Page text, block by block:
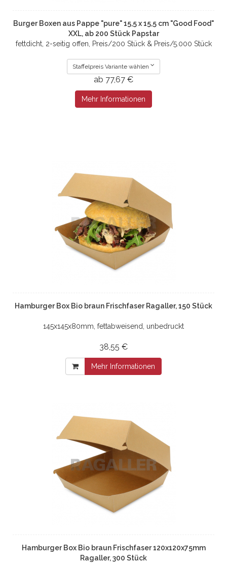
Burger Boxen aus Pappe "pure" 15,5 x 15,5 cm "Good Food"
XXL, ab 200 Stück Papstar
fettdicht, 2-seitig offen, Preis/200 Stück & Preis/5.000 Stück
Staffelpreis Variante wählen
ab 77,67 €
Mehr Informationen
Hamburger Box Bio braun Frischfaser Ragaller, 150 Stück
145x145x80mm, fettabweisend, unbedruckt
38,55 €
Mehr Informationen
Hamburger Box Bio braun Frischfaser 120x120x75mm
Ragaller, 300 Stück